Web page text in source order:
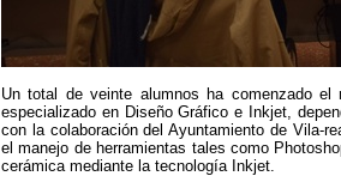
Un total de veinte alumnos ha comenzado el
especializado en Diseño Gráfico e Inkjet,
con la colaboración del Ayuntamiento de Vila-
el manejo de herramientas tales como
cerámica mediante la tecnología Inkjet.